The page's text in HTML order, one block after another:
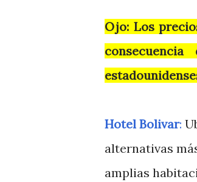
Ojo: Los
Hotel Bolivar:
alternativas
amplias